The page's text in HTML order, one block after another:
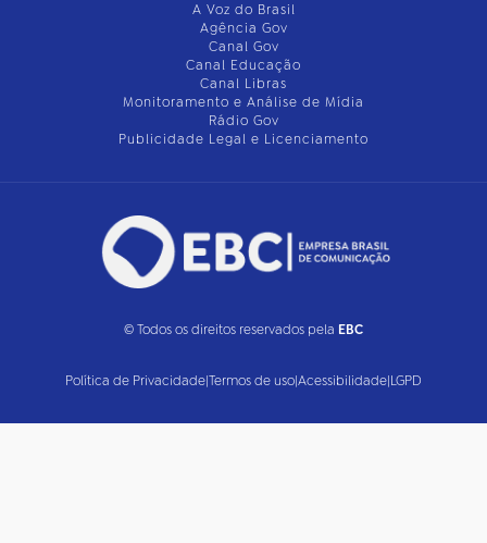
A Voz do Brasil
Agência Gov
Canal Gov
Canal Educação
Canal Libras
Monitoramento e Análise de Mídia
Rádio Gov
Publicidade Legal e Licenciamento
© Todos os direitos reservados pela EBC
Política de Privacidade|Termos de uso|Acessibilidade|LGPD